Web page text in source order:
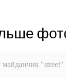
майданчик "street"